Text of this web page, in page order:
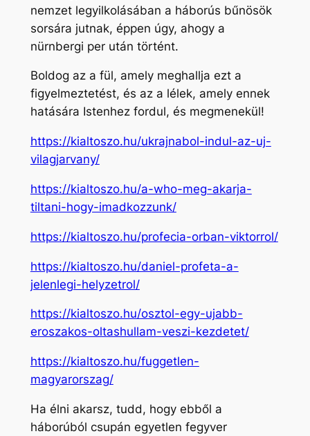
nemzet legyilkolásában a háborús bűnösök
sorsára jutnak, éppen úgy, ahogy a
nürnbergi per után történt.
Boldog az a fül, amely meghallja ezt a
figyelmeztetést, és az a lélek, amely ennek
hatására Istenhez fordul, és megmenekül!
https://kialtoszo.hu/ukrajnabol-indul-az-uj-
vilagjarvany/
https://kialtoszo.hu/a-who-meg-akarja-
tiltani-hogy-imadkozzunk/
https://kialtoszo.hu/profecia-orban-viktorrol/
https://kialtoszo.hu/daniel-profeta-a-
jelenlegi-helyzetrol/
https://kialtoszo.hu/osztol-egy-ujabb-
eroszakos-oltashullam-veszi-kezdetet/
https://kialtoszo.hu/fuggetlen-
magyarorszag/
Ha élni akarsz, tudd, hogy ebből a
háborúból csupán egyetlen fegyver